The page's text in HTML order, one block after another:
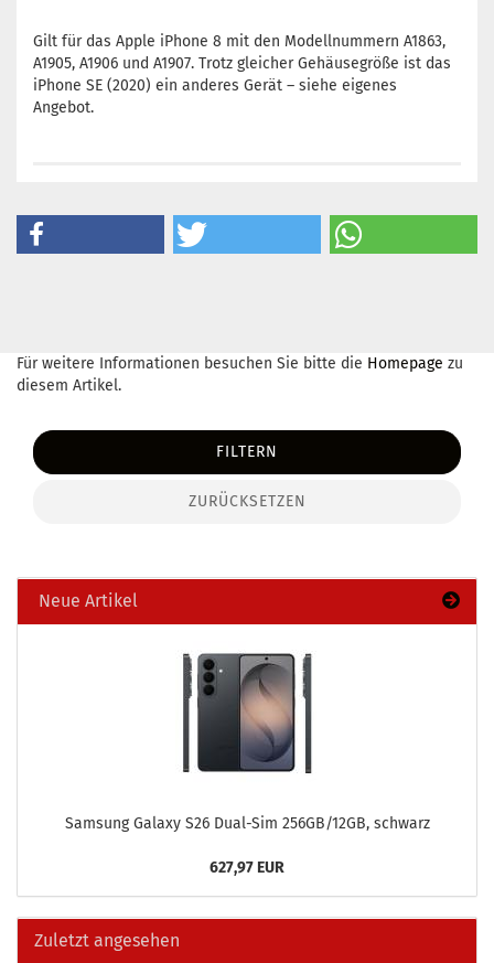
Gilt für das Apple iPhone 8 mit den Modellnummern A1863,
A1905, A1906 und A1907. Trotz gleicher Gehäusegröße ist das
iPhone SE (2020) ein anderes Gerät – siehe eigenes
Angebot.
Für weitere Informationen besuchen Sie bitte die Homepage zu
diesem Artikel.
FILTERN
ZURÜCKSETZEN
Neue Artikel
Sam­sung Ga­la­xy S26 Dual-​Sim 256GB/12GB, schwarz
627,97 EUR
Zuletzt angesehen